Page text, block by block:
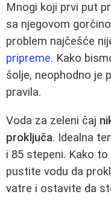
Mnogi koji prvi put
sa njegovom
problem najčešće
pripreme. Kako
šolje, neophodno je
pravila.
Voda za zeleni čaj
proključa. Idealna
i 85 stepeni. Kako
pustite vodu da
vatre i ostavite da